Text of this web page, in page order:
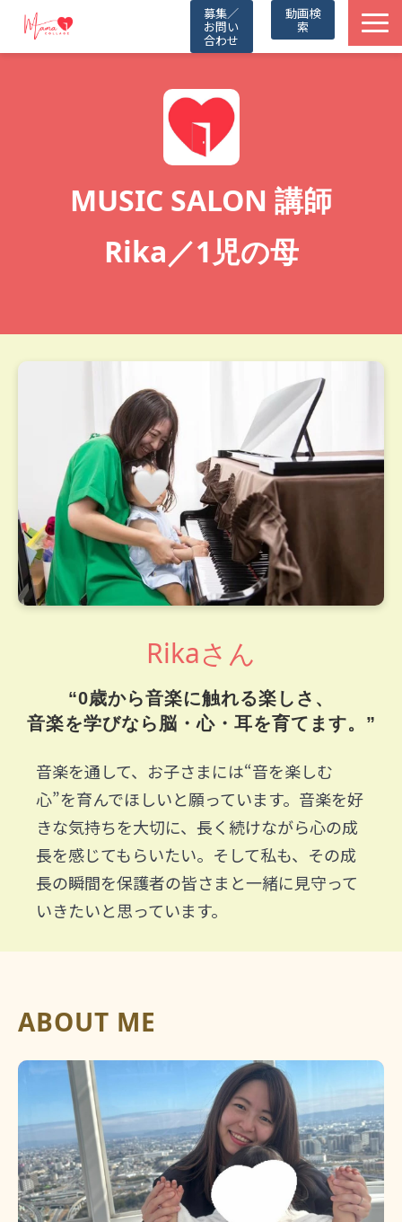
募集／
お問い
合わせ
動画検
索
お知らせ
MUSIC SALON 講師
Rika／1児の母
Rikaさん
“0歳から音楽に触れる楽しさ、
音楽を学びなら脳・心・耳を育てます。”
音楽を通して、お子さまには“音を楽しむ
心”を育んでほしいと願っています。音楽を好
きな気持ちを大切に、長く続けながら心の成
長を感じてもらいたい。そして私も、その成
長の瞬間を保護者の皆さまと一緒に見守って
いきたいと思っています。
ABOUT ME